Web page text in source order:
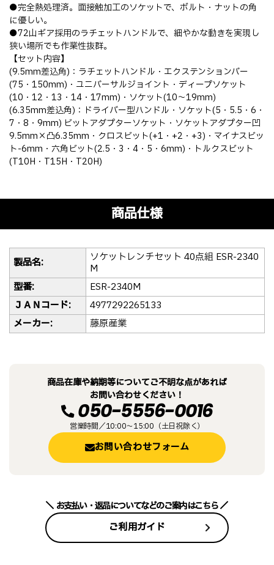
●完全熱処理済。面接触加工のソケットで、ボルト・ナットの角
に優しい。
●72山ギア採用のラチェットハンドルで、細やかな動きを実現し
狭い場所でも作業性抜群。
【セット内容】
(9.5mm差込角)：ラチェットハンドル・エクステンションバー
(75・150mm)・ユニバーサルジョイント・ディープソケット
(10・12・13・14・17mm)・ソケット(10～19mm)
(6.35mm差込角)：ドライバー型ハンドル・ソケット(5・5.5・6・
7・8・9mm) ビットアダプターソケット・ソケットアダプター凹
9.5mm×凸6.35mm・クロスビット(+1・+2・+3)・マイナスビッ
ト-6mm・六角ビット(2.5・3・4・5・6mm)・トルクスビット
(T10H・T15H・T20H)
商品仕様
製品名:
ソケットレンチセット 40点組 ESR-2340
M
型番:
ESR-2340M
ＪＡＮコード:
4977292265133
メーカー:
藤原産業
商品在庫や納期等についてご不明な点があれば
お問い合わせください！
050-5556-0016
営業時間／10:00～15:00（土日祝除く）
お問い合わせフォーム
お支払い・返品についてなどのご案内はこちら
ご利用ガイド